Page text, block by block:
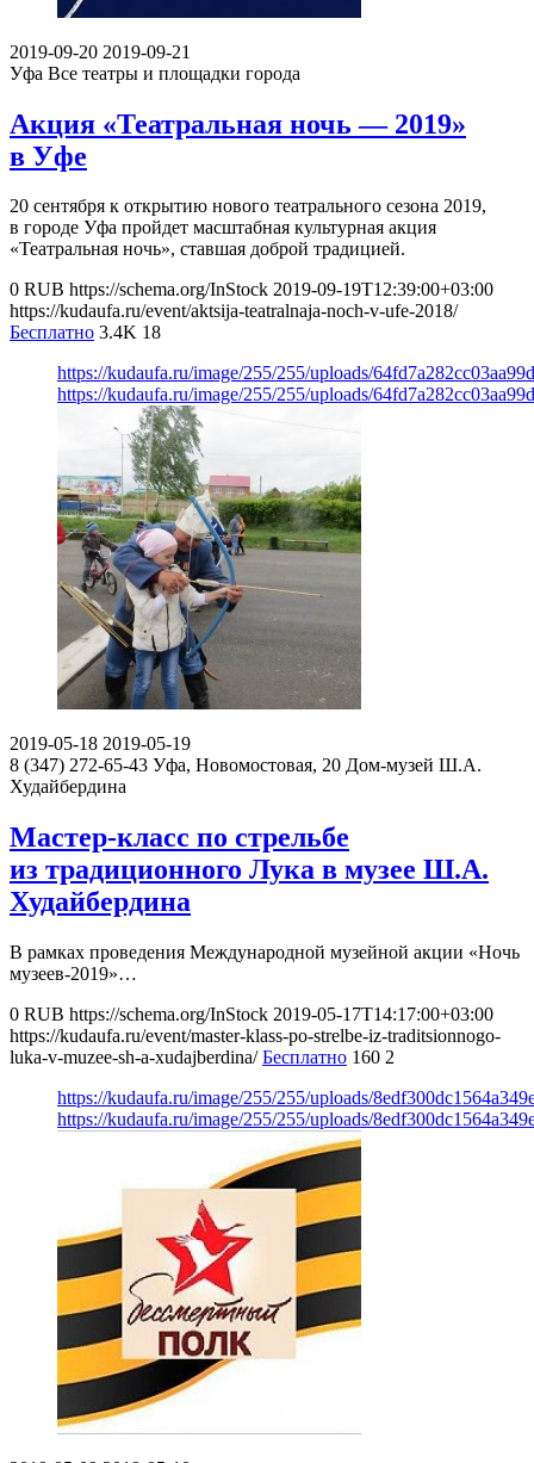
2019-09-20 2019-09-21
Уфа Все театры и площадки города
Акция «Театральная ночь — 2019»
в Уфе
20 сентября к открытию нового театрального сезона 2019,
в городе Уфа пройдет масштабная культурная акция
«Театральная ночь», ставшая доброй традицией.
0 RUB https://schema.org/InStock 2019-09-19T12:39:00+03:00
https://kudaufa.ru/event/aktsija-teatralnaja-noch-v-ufe-2018/
Бесплатно 3.4K 18
https://kudaufa.ru/image/255/255/uploads/
https://kudaufa.ru/image/255/255/uploads/
2019-05-18 2019-05-19
8 (347) 272-65-43 Уфа, Новомостовая, 20 Дом-музей Ш.А.
Худайбердина
Мастер-класс по стрельбе
из традиционного Лука в музее Ш.А.
Худайбердина
В рамках проведения Международной музейной акции «Ночь
музеев-2019»…
0 RUB https://schema.org/InStock 2019-05-17T14:17:00+03:00
https://kudaufa.ru/event/master-klass-po-strelbe-iz-traditsionnogo-
luka-v-muzee-sh-a-xudajberdina/ Бесплатно 160 2
https://kudaufa.ru/image/255/255/uploads/
https://kudaufa.ru/image/255/255/uploads/